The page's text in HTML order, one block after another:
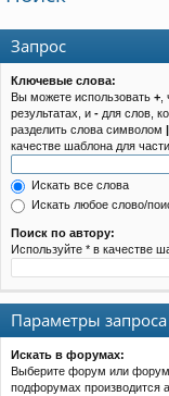
и
ы
Запрос
Ключевые слова:
Вы можете использовать +
результатах, и - для слов,
разделить слова символом |
качестве шаблона для
Искать все слова
Искать любое слово/
Поиск по автору:
Используйте * в качестве
Параметры запроса
Искать в форумах:
Выберите форум или
подфорумах производится